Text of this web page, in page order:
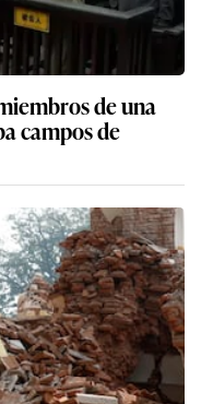
de una
campos de